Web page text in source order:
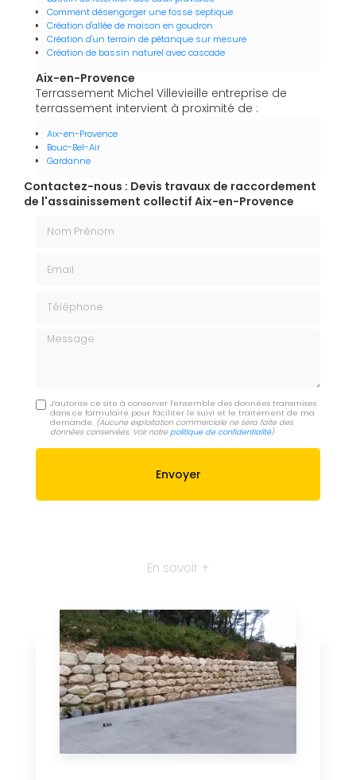
Comment désengorger une fosse septique
Création d'allée de maison en goudron
Création d'un terrain de pétanque sur mesure
Création de bassin naturel avec cascade
Aix-en-Provence
Terrassement Michel Villevieille entreprise de
terrassement intervient à proximité de :
Aix-en-Provence
Bouc-Bel-Air
Gardanne
Contactez-nous : Devis travaux de raccordement
de l'assainissement collectif Aix-en-Provence
Message
J'autorise ce site à conserver l'ensemble des données transmises
dans ce formulaire pour faciliter le suivi et le traitement de ma
demande. (Aucune exploitation commerciale ne sera faite des
données conservées. Voir notrepolitique de confidentialité)
En savoir +